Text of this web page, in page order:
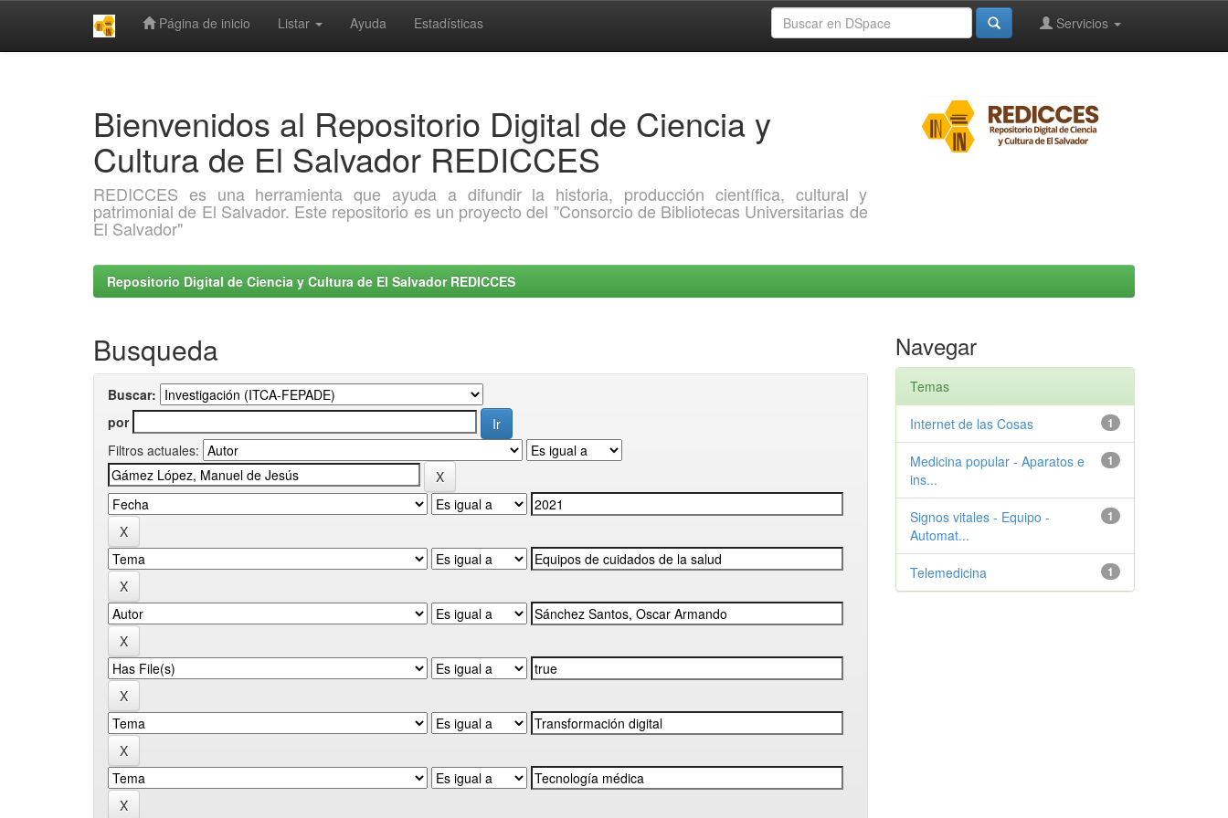
Página de inicio Listar Ayuda Estadísticas Servicios
Bienvenidos al Repositorio Digital de Ciencia y
Cultura de El Salvador REDICCES
REDICCES es una herramienta que ayuda a difundir la historia, producción científica, cultural y
patrimonial de El Salvador. Este repositorio es un proyecto del "Consorcio de Bibliotecas Universitarias de
El Salvador"
Repositorio Digital de Ciencia y Cultura de El Salvador REDICCES
Busqueda
Buscar:
por
Filtros actuales:
Navegar
Temas
1
Internet de las Cosas
1
Medicina popular - Aparatos e
ins...
1
Signos vitales - Equipo -
Automat...
1
Telemedicina